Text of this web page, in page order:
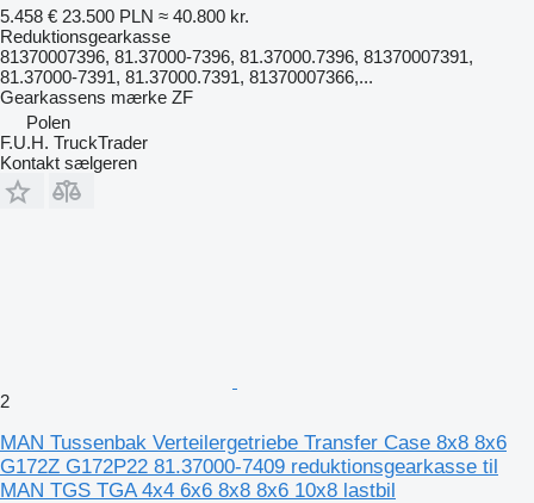
5.458 € 23.500 PLN ≈ 40.800 kr.
Reduktionsgearkasse
81370007396, 81.37000-7396, 81.37000.7396, 81370007391,
81.37000-7391, 81.37000.7391, 81370007366,...
Gearkassens mærke ZF
Polen
F.U.H. TruckTrader
Kontakt sælgeren
2
MAN Tussenbak Verteilergetriebe Transfer Case 8x8 8x6
G172Z G172P22 81.37000-7409 reduktionsgearkasse til
MAN TGS TGA 4x4 6x6 8x8 8x6 10x8 lastbil